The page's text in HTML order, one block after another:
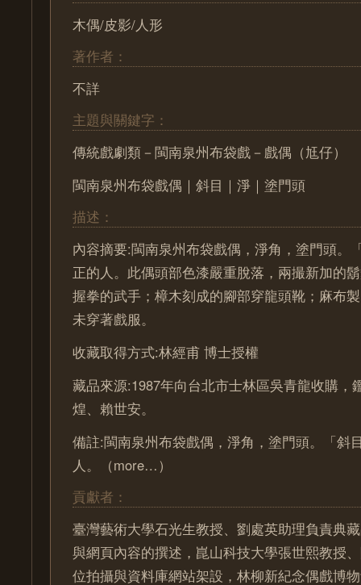
木偶/皮影/人形
著作者：
不詳
主題與關鍵字：
傳統戲劇類－閩南泉州布袋戲－戲偶（尪仔）
閩南泉州布袋戲偶｜斜目｜淨｜塗門頭
描述：
內容摘要:閩南泉州布袋戲偶，淨角，塗門頭。
正的人。此偶頭部色漆嚴重脫落，兩撮新加的
握拳的武手；樟木刻成的腳部穿龍頭靴；麻布
未穿著戲服。
收藏取得方式:林經甫 博士授權
藏品來源:1987年向台北市士林區吳青龍收購，
煌、賴世安。
備註:閩南泉州布袋戲偶，淨角，塗門頭。「斜
人。（more…）
貢獻者：
臺灣藝術大學石光生教授、劉處英助理負責典
與網頁內容的撰述，崑山科技大學張世熙教授
位拍攝與資料庫網站架設，林柳新紀念偶戲博